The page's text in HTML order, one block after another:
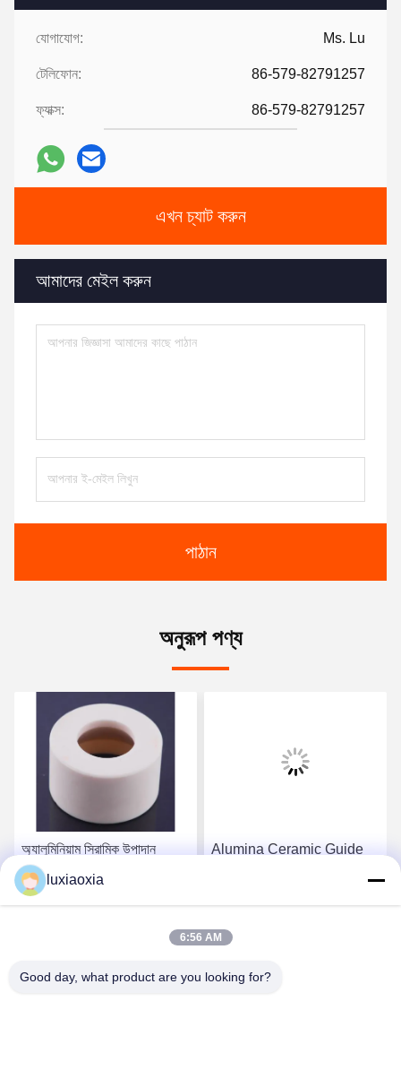
যোগাযোগ: Ms. Lu
টেলিফোন: 86-579-82791257
ফ্যাক্স: 86-579-82791257
এখন চ্যাট করুন
আমাদের মেইল ​​করুন
পাঠান
অনুরূপ পণ্য
অ্যালুমিনিয়াম সিরামিক উপাদান
Al203 উচ্চ বৈদ্যুতিক বিচ্ছিন্নতা
Alumina Ceramic Guide
luxiaoxia
6:56 AM
Good day, what product are you looking for?